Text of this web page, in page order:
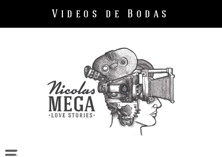
Videos de Bodas
Bodas